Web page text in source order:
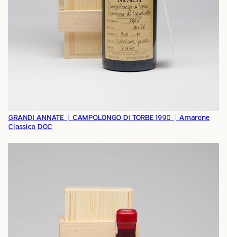
GRANDI ANNATE | CAMPOLONGO DI TORBE 1990 | Amarone
Classico DOC